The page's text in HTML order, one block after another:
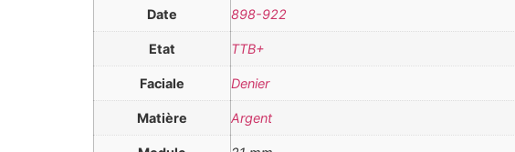
Date 898-922
Etat TTB+
Faciale Denier
Matière Argent